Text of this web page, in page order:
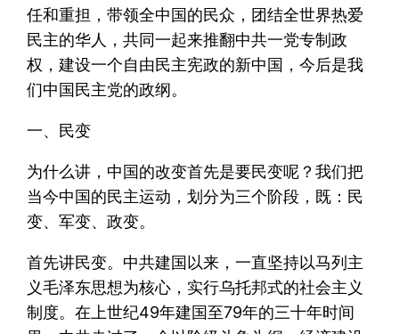
任和重担，带领全中国的民众，团结全世界热爱
民主的华人，共同一起来推翻中共一党专制政
权，建设一个自由民主宪政的新中国，今后是我
们中国民主党的政纲。
一、民变
为什么讲，中国的改变首先是要民变呢？我们把
当今中国的民主运动，划分为三个阶段，既：民
变、军变、政变。
首先讲民变。中共建国以来，一直坚持以马列主
义毛泽东思想为核心，实行乌托邦式的社会主义
制度。在上世纪49年建国至79年的三十年时间